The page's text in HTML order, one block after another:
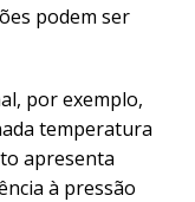
podem ser
por exemplo,
temperatura
apresenta
à pressão